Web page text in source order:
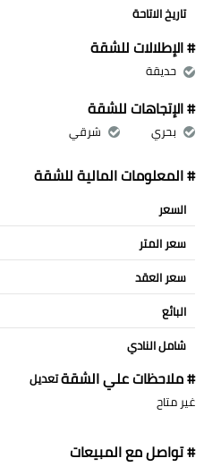
تاريخ الاتاحة
# الإطلالات للشقة
حديقة
# الإتجاهات للشقة
بحري شرقي
# المعلومات المالية للشقة
السعر
سعر المتر
سعر العقد
البائع
شامل النادي
# ملاحظات علي الشقةتعديل
غير متاح
# تواصل مع المبيعات